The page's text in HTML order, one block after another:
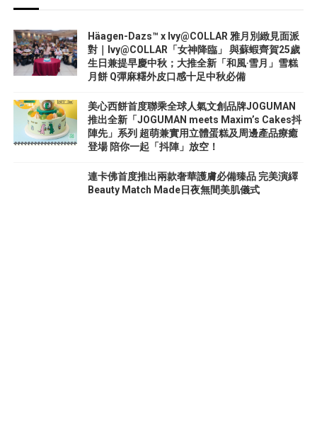
Häagen-Dazs™ x Ivy@COLLAR 雅月別緻見面派
對｜Ivy@COLLAR「女神降臨」 與蘇蝦齊賀25歲
生日兼提早慶中秋；大推全新「和風‧雪月」雪糕
月餅 Q彈麻糬外皮口感十足中秋必備
美心西餅首度聯乘全球人氣文創品牌JOGUMAN
推出全新「JOGUMAN meets Maxim’s Cakes抖
陣先」系列 超萌兼實用立體蛋糕及周邊產品療癒
登場 陪你一起「抖陣」放空！
連卡佛首度推出兩款奢華護膚必備臻品 完美演繹
Beauty Match Made日夜無間美肌儀式